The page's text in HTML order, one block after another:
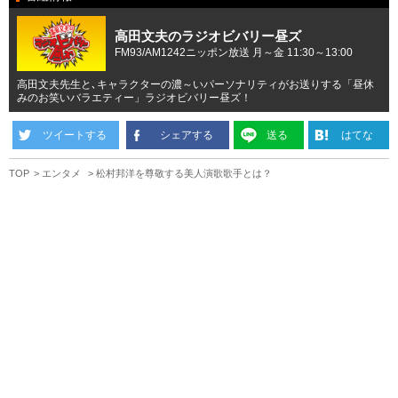
高田文夫のラジオビバリー昼ズ
FM93/AM1242ニッポン放送 月～金 11:30～13:00
高田文夫先生と､キャラクターの濃～いパーソナリティがお送りする「昼休
みのお笑いバラエティー」ラジオビバリー昼ズ！
ツイートする シェアする 送る はてな
TOP エンタメ 松村邦洋を尊敬する美人演歌歌手とは？